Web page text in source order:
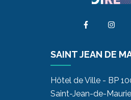
SAINT JEAN DE
Hôtel de Ville - BP
Saint-Jean-de-